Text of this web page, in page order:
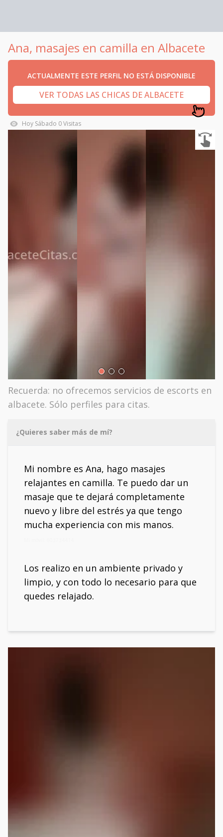
Ana, masajes en camilla en Albacete
ACTUALMENTE ESTE PERFIL NO ESTÁ DISPONIBLE
VER TODAS LAS CHICAS DE ALBACETE
Hoy Sábado 0Visitas
Recuerda: no ofrecemos servicios de escorts en
albacete. Sólo perfiles para citas.
¿Quieres saber más de mí?
Mi nombre es Ana, hago masajes
relajantes en camilla. Te puedo dar un
masaje que te dejará completamente
nuevo y libre del estrés ya que tengo
mucha experiencia con mis manos.
Los realizo en un ambiente privado y
limpio, y con todo lo necesario para que
quedes relajado.